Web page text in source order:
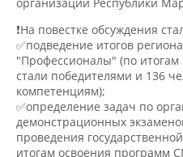
✅подведение итогов
"Профессионалы" (по итогам
стали победителями и 136
компетенциям);
✅определение задач по
демонстрационных
проведения
итогам освоения программ
✅ реализация проекта